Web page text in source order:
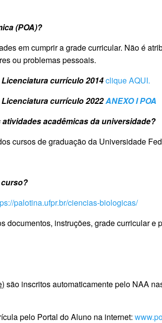
(POA)?
em cumprir a grade curricular. Não é
ou problemas pessoais.
Licenciatura currículo 2014clique AQUI.
Licenciatura currículo 2022ANEXO I POA
acadêmicas da universidade?
cursos de graduação da Universidade
palotina.ufpr.br/ciencias-biologicas/
documentos, instruções, grade curricular e
são inscritos automaticamente pelo NAA
pelo Portal do Aluno na internet: